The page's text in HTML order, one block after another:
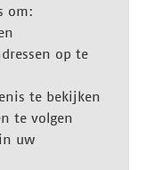
om:
op te
te bekijken
te volgen
uw